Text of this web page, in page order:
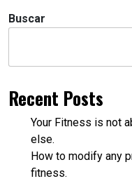
Buscar
Recent Posts
Your Fitness is not
else.
How to modify any
fitness.